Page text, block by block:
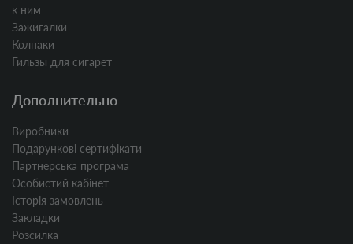
к ним
Зажигалки
Колпаки
Гильзы для сигарет
Дополнительно
Виробники
Подарункові сертифікати
Партнерська програма
Особистий кабінет
Історія замовлень
Закладки
Розсилка